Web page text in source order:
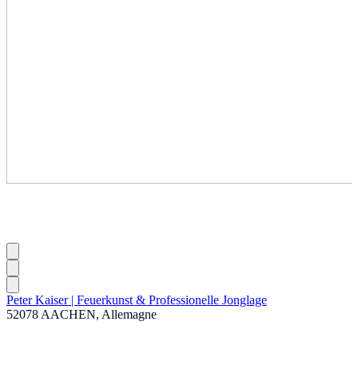
Peter Kaiser | Feuerkunst & Professionelle Jonglage
52078 AACHEN, Allemagne